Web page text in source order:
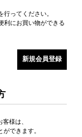
ってください。
利にお買い物ができる
様は、
できます。